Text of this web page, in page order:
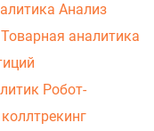
Анализ
Товарная аналитика
Робот-